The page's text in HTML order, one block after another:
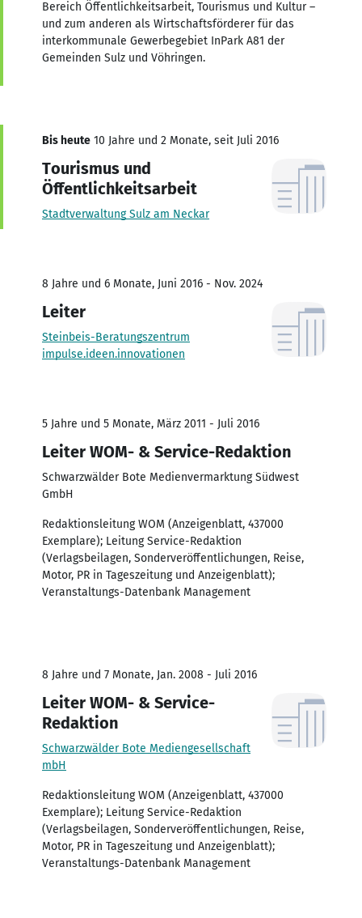
Bereich Öffentlichkeitsarbeit, Tourismus und Kultur –
und zum anderen als Wirtschaftsförderer für das
interkommunale Gewerbegebiet InPark A81 der
Gemeinden Sulz und Vöhringen.
Bis heute 10 Jahre und 2 Monate, seit Juli 2016
Tourismus und
Öffentlichkeitsarbeit
Stadtverwaltung Sulz am Neckar
8 Jahre und 6 Monate, Juni 2016 - Nov. 2024
Leiter
Steinbeis-Beratungszentrum
impulse.ideen.innovationen
5 Jahre und 5 Monate, März 2011 - Juli 2016
Leiter WOM- & Service-Redaktion
Schwarzwälder Bote Medienvermarktung Südwest
GmbH
Redaktionsleitung WOM (Anzeigenblatt, 437000
Exemplare); Leitung Service-Redaktion
(Verlagsbeilagen, Sonderveröffentlichungen, Reise,
Motor, PR in Tageszeitung und Anzeigenblatt);
Veranstaltungs-Datenbank Management
8 Jahre und 7 Monate, Jan. 2008 - Juli 2016
Leiter WOM- & Service-
Redaktion
Schwarzwälder Bote Mediengesellschaft
mbH
Redaktionsleitung WOM (Anzeigenblatt, 437000
Exemplare); Leitung Service-Redaktion
(Verlagsbeilagen, Sonderveröffentlichungen, Reise,
Motor, PR in Tageszeitung und Anzeigenblatt);
Veranstaltungs-Datenbank Management